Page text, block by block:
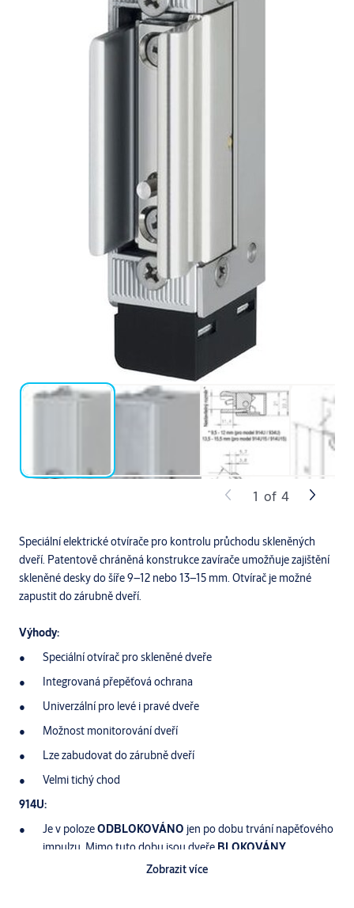
Speciální elektrické otvírače pro kontrolu průchodu skleněných
dveří. Patentově chráněná konstrukce zavírače umožňuje zajištění
skleněné desky do šíře 9–12 nebo 13–15 mm. Otvírač je možné
zapustit do zárubně dveří.
Výhody:
Speciální otvírač pro skleněné dveře
Integrovaná přepěťová ochrana
Univerzální pro levé i pravé dveře
Možnost monitorování dveří
Lze zabudovat do zárubně dveří
Velmi tichý chod
914U:
Je v polozeODBLOKOVÁNO jen po dobu trvání napěťového
impulzu. Mimo tuto dobu jsou dveře BLOKOVÁNY
Zobrazit více
1 of 4